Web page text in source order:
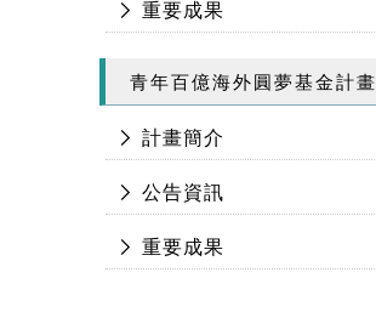
重要成果
青年百億海外圓夢基金計畫
計畫簡介
公告資訊
重要成果